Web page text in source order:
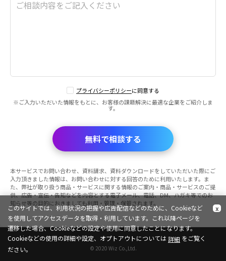
プライバシーポリシーに同意する
※ご入力いただいた情報をもとに、お客様の課題解決に最適な企業をご紹介しま
す。
無料で相談する
本サービスでお問い合わせ、資料請求、資料ダウンロードをしていただいた際にご
入力頂きました情報は、お問い合わせに対する回答のために利用いたします。ま
た、弊社が取り扱う商品・サービスに関する情報のご案内・商品・サービスのご提
供、広告・宣伝・告知などを内容とする電子メール、電話、DM、ハガキ等でのお
知らせ等の目的におきましても利用・管理・保管されます。
© 2020 Wiz Co.,Ltd.
このサイトでは、利用状況の把握や広告配信などのために、Cookieなど
を使用してアクセスデータを取得・利用しています。これ以降ページを
遷移した場合、Cookieなどの設定や使用に同意したことになります。
Cookieなどの使用の詳細や設定、オプトアウトについては詳細
x
をご覧く
ださい。